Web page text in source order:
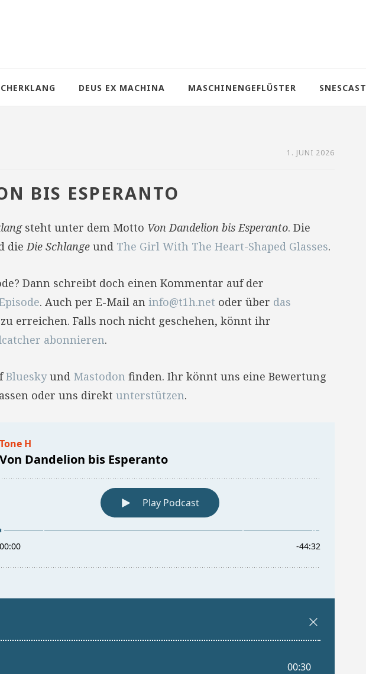
DEUS EX MACHINA MASCHINENGEFLÜSTER SNESCAST
1. JUNI 2026
BIS ESPERANTO
steht unter dem Motto Von Dandelion bis Esperanto. Die
dieDie Schlange und The Girl With The Heart-Shaped Glasses.
Dann schreibt doch einen Kommentar auf der
. Auch per E-Mail an info@t1h.net oder über das
erreichen. Falls noch nicht geschehen, könnt ihr
abonnieren.
Blueskyund Mastodon finden. Ihr könnt uns eine Bewertung
oder uns direkt unterstützen.